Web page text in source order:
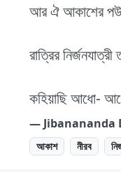
আর ঐ আকাশের
রাত্রির
কহিয়াছি আধো-
― Jibanananda
আকাশ নীরব